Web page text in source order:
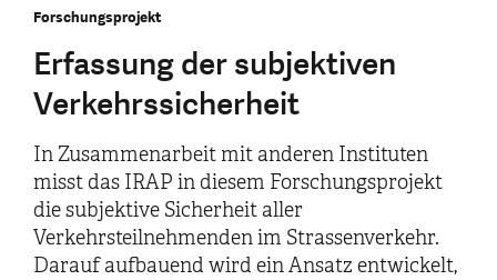
Forschungsprojekt
Erfassung der subjektiven
Verkehrssicherheit
In Zusammenarbeit mit anderen Instituten
misst das IRAP in diesem Forschungsprojekt
die subjektive Sicherheit aller
Verkehrsteilnehmenden im Strassenverkehr.
Darauf aufbauend wird ein Ansatz entwickelt,